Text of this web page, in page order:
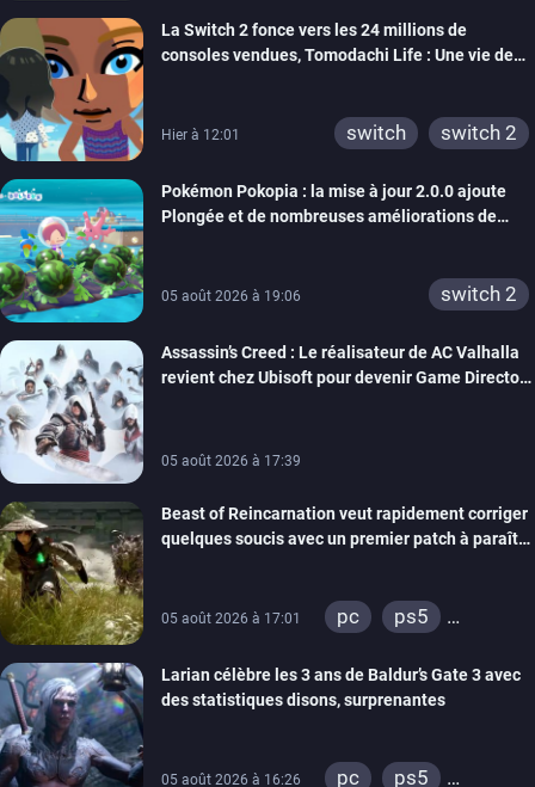
wiiu
3ds
ps3
xbox 360
switch 2
La Switch 2 fonce vers les 24 millions de
consoles vendues, Tomodachi Life : Une vie de
Hier à 12:01 switch switch 2
Pokémon Pokopia : la mise à jour 2.0.0 ajoute
Plongée et de nombreuses améliorations de
05 août 2026 à 19:06 switch 2
Assassin’s Creed : Le réalisateur de AC Valhalla
revient chez Ubisoft pour devenir Game Director
05 août 2026 à 17:39
Beast of Reincarnation veut rapidement corriger
quelques soucis avec un premier patch à paraître
05 août 2026 à 17:01 pc
ps5
Larian célèbre les 3 ans de Baldur’s Gate 3 avec
des statistiques disons, surprenantes
05 août 2026 à 16:26 pc ps5